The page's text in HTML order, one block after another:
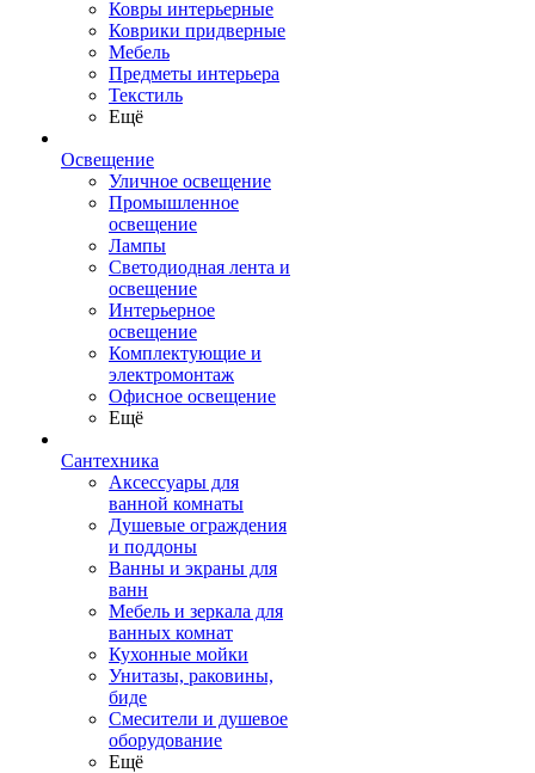
Ковры интерьерные
Коврики придверные
Мебель
Предметы интерьера
Текстиль
Ещё
Освещение
Уличное освещение
Промышленное
освещение
Лампы
Светодиодная лента и
освещение
Интерьерное
освещение
Комплектующие и
электромонтаж
Офисное освещение
Ещё
Сантехника
Аксессуары для
ванной комнаты
Душевые ограждения
и поддоны
Ванны и экраны для
ванн
Мебель и зеркала для
ванных комнат
Кухонные мойки
Унитазы, раковины,
биде
Смесители и душевое
оборудование
Ещё